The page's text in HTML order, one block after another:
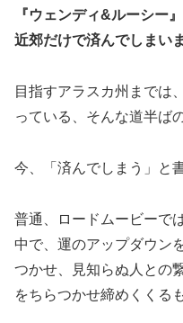
『ウェンディ&ルーシー
近郊だけで済んでしまいま
目指すアラスカ州までは
っている、そんな道半ば
今、「済んでしまう」と
普通、ロードムービーで
中で、運のアップダウン
つかせ、見知らぬ人との
をちらつかせ締めくくる